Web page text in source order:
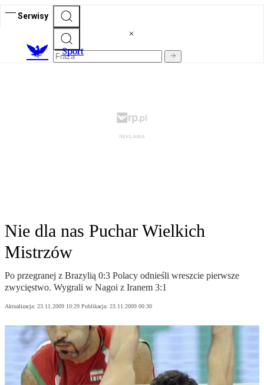
Serwisy
Sport
Nie dla nas Puchar Wielkich
Mistrzów
Po przegranej z Brazylią 0:3 Polacy odnieśli wreszcie pierwsze
zwycięstwo. Wygrali w Nagoi z Iranem 3:1
Aktualizacja: 23.11.2009 10:29 Publikacja: 23.11.2009 00:30